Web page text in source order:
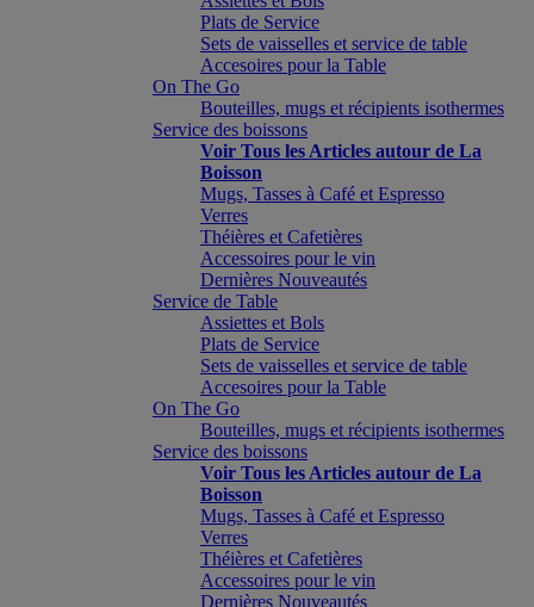
Plats de Service
Sets de vaisselles et service de table
Accesoires pour la Table
On The Go
Bouteilles, mugs et récipients isothermes
Service des boissons
Voir Tous les Articles autour de La
Boisson
Mugs, Tasses à Café et Espresso
Verres
Théières et Cafetières
Accessoires pour le vin
Dernières Nouveautés
Service de Table
Assiettes et Bols
Plats de Service
Sets de vaisselles et service de table
Accesoires pour la Table
On The Go
Bouteilles, mugs et récipients isothermes
Service des boissons
Voir Tous les Articles autour de La
Boisson
Mugs, Tasses à Café et Espresso
Verres
Théières et Cafetières
Accessoires pour le vin
Dernières Nouveautés